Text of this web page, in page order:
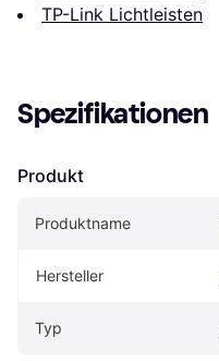
TP-Link Lichtleisten
Spezifikationen
Produkt
Produktname
Hersteller
Typ